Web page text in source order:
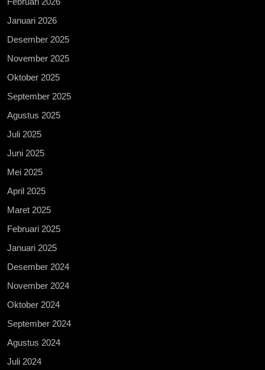
Januari 2026
Desember 2025
November 2025
Oktober 2025
September 2025
Agustus 2025
Juli 2025
Juni 2025
Mei 2025
April 2025
Maret 2025
Februari 2025
Januari 2025
Desember 2024
November 2024
Oktober 2024
September 2024
Agustus 2024
Juli 2024